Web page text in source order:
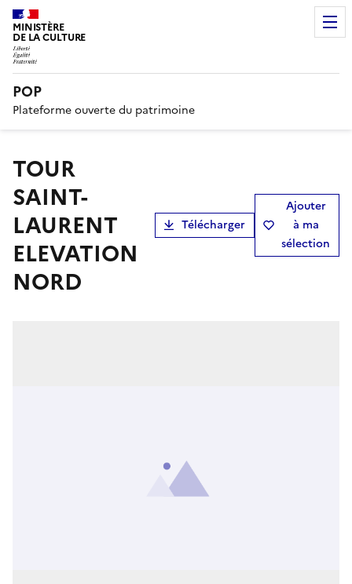
MINISTÈRE
DE LA CULTURE
POP
Plateforme ouverte du patrimoine
TOUR
SAINT-
LAURENT
ELEVATION
NORD
Télécharger
Ajouter
à ma
sélection